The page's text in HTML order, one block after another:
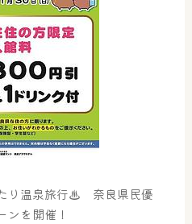
り温泉旅行♨ 奈良県民優
ンを開催！